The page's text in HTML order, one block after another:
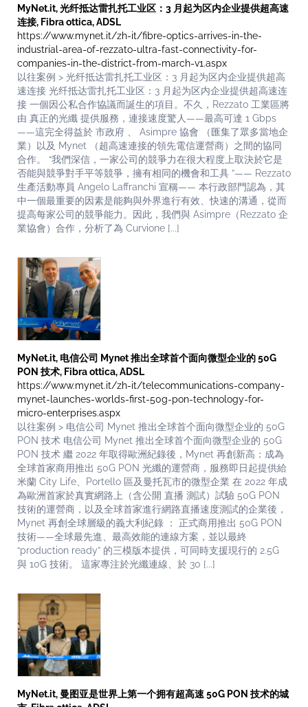
MyNet.it, 光纤抵达雷扎托工业区：3 月起为区内企业提供超高速
连接, Fibra ottica, ADSL
https://www.mynet.it/zh-it/fibre-optics-arrives-in-the-
industrial-area-of-rezzato-ultra-fast-connectivity-for-
companies-in-the-district-from-march-v1.aspx
以往案例 > 光纤抵达雷扎托工业区：3 月起为区内企业提供超高
速连接 光纤抵达雷扎托工业区：3 月起为区内企业提供超高速连
接 一個因公私合作協議而誕生的項目。不久，Rezzato 工業區將
由 真正的光纖 提供服務，連接速度驚人——最高可達 1 Gbps
——這完全得益於 市政府 、 Asimpre 協會 （匯集了眾多當地企
業）以及 Mynet （超高速連接的領先電信運營商）之間的協同
合作。 “我們深信，一家公司的競爭力在很大程度上取決於它是
否能與競爭對手平等競爭，擁有相同的機會和工具 ”—— Rezzato
生產活動專員 Angelo Laffranchi 宣稱—— 本行政部門認為，其
中一個最重要的因素是能夠與外界進行有效、快速的溝通，從而
提高每家公司的競爭能力。因此，我們與 Asimpre（Rezzato 企
業協會）合作，分析了為 Curvione [...]
MyNet.it, 电信公司 Mynet 推出全球首个面向微型企业的 50G
PON 技术, Fibra ottica, ADSL
https://www.mynet.it/zh-it/telecommunications-company-
mynet-launches-worlds-first-50g-pon-technology-for-
micro-enterprises.aspx
以往案例 > 电信公司 Mynet 推出全球首个面向微型企业的 50G
PON 技术 电信公司 Mynet 推出全球首个面向微型企业的 50G
PON 技术 繼 2022 年取得歐洲紀錄後，Mynet 再創新高：成為
全球首家商用推出 50G PON 光纖的運營商，服務即日起提供給
米蘭 City Life、Portello 區及曼托瓦市的微型企業 在 2022 年成
為歐洲首家於真實網路上（含公開 直播 測試）試驗 50G PON
技術的運營商，以及全球首家進行網路直播速度測試的企業後，
Mynet 再創全球層級的義大利紀錄 ： 正式商用推出 50G PON
技術——全球最先進、最高效能的連線方案，並以最終
“production ready” 的三模版本提供，可同時支援現行的 2.5G
與 10G 技術。 這家專注於光纖連線、於 30 [...]
MyNet.it, 曼图亚是世界上第一个拥有超高速 50G PON 技术的城